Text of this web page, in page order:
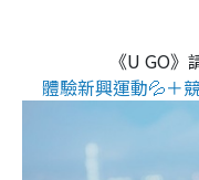
《U GO
體驗新興運動💦＋